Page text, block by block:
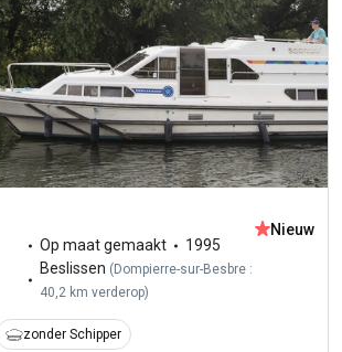
Op maat gemaakt
1995
Beslissen ( Dompierre-sur-Besbre :
40,2 km verderop)
Nieuw
zonder Schipper